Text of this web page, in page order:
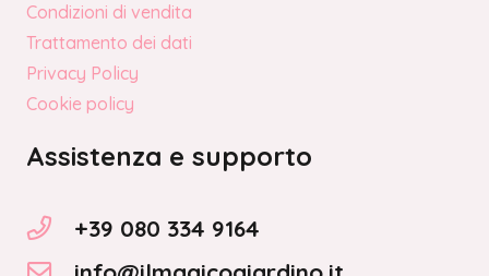
Condizioni di vendita
Trattamento dei dati
Privacy Policy
Cookie policy
Assistenza e supporto
+39 080 334 9164